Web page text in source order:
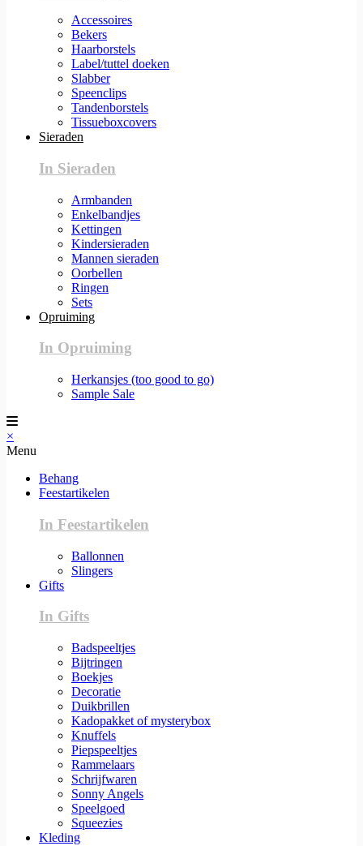
Accessoires
Bekers
Haarborstels
Label/tuttel doeken
Slabber
Speenclips
Tandenborstels
Tissueboxcovers
Sieraden
In Sieraden
Armbanden
Enkelbandjes
Kettingen
Kindersieraden
Mannen sieraden
Oorbellen
Ringen
Sets
Opruiming
In Opruiming
Herkansjes (too good to go)
Sample Sale
×
Menu
Behang
Feestartikelen
In Feestartikelen
Ballonnen
Slingers
Gifts
In Gifts
Badspeeltjes
Bijtringen
Boekjes
Decoratie
Duikbrillen
Kadopakket of mysterybox
Knuffels
Piepspeeltjes
Rammelaars
Schrijfwaren
Sonny Angels
Speelgoed
Squeezies
Kleding